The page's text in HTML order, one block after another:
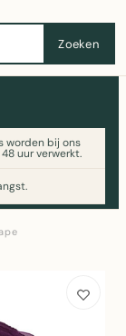
Zoeken
worden bij ons
uur verwerkt.
prijzen op